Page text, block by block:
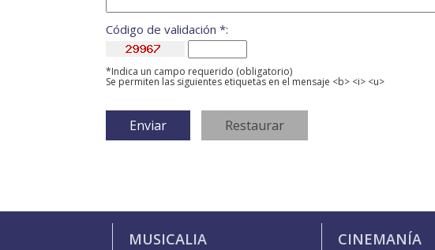
Código de validación *:
*Indica un campo requerido (obligatorio)
Se permiten las siguientes etiquetas en el mensaje <b> <i> <u>
MUSICALIA CINEMANÍA